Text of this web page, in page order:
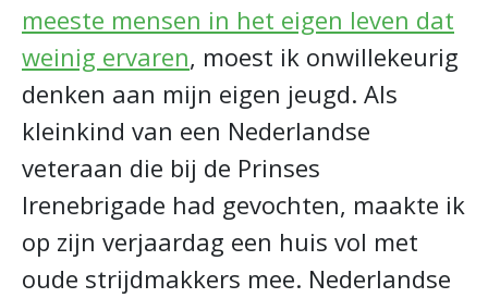
meeste mensen in het eigen leven dat
weinig ervaren, moest ik onwillekeurig
denken aan mijn eigen jeugd. Als
kleinkind van een Nederlandse
veteraan die bij de Prinses
Irenebrigade had gevochten, maakte ik
op zijn verjaardag een huis vol met
oude strijdmakkers mee. Nederlandse